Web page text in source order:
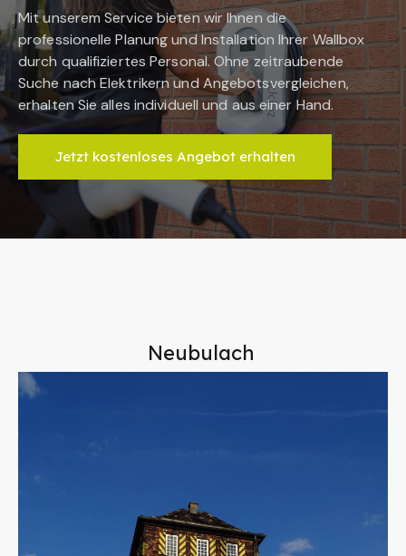
Mit unserem Service bieten wir Ihnen die
professionelle Planung und Installation Ihrer Wallbox
durch qualifiziertes Personal. Ohne zeitraubende
Suche nach Elektrikern und Angebotsvergleichen,
erhalten Sie alles individuell und aus einer Hand.
Jetzt kostenloses Angebot erhalten
Neubulach